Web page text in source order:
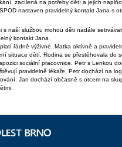
zacílená na potřeby dětí a jejich
nastaven pravidelný kontakt Jana s
s naší službou mohou děti nadále setrvávat
kontakt Jana
řádně výživné. Matka aktivně a
situace dětí. Rodina se přestěhovala do
sociální pracovnice. Petr s Lenkou
pravidelně lékaře, Petr dochází na
Jan dochází občasně s otcem na